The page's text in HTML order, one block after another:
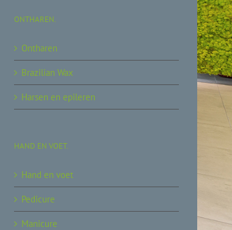
ONTHAREN.
Ontharen
Brazilian Wax
Harsen en epileren
HAND EN VOET.
Hand en voet
Pedicure
Manicure